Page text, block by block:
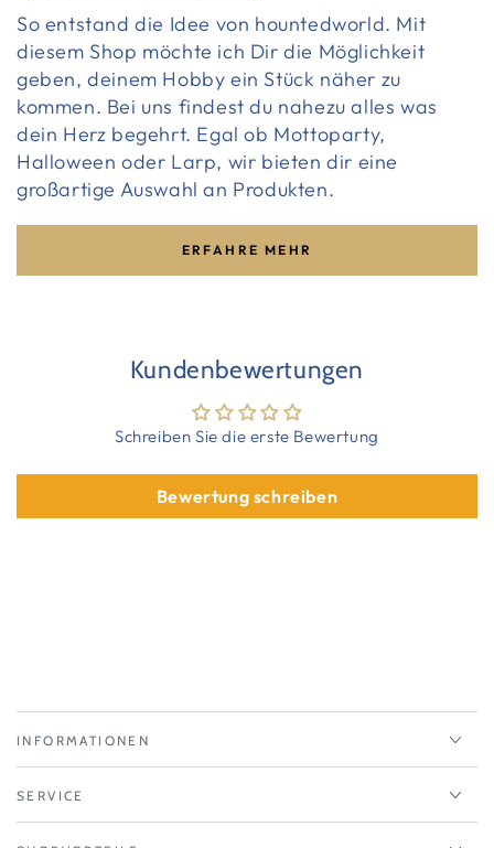
So entstand die Idee von hountedworld. Mit
diesem Shop möchte ich Dir die Möglichkeit
geben, deinem Hobby ein Stück näher zu
kommen. Bei uns findest du nahezu alles was
dein Herz begehrt. Egal ob Mottoparty,
Halloween oder Larp, wir bieten dir eine
großartige Auswahl an Produkten.
ERFAHRE MEHR
Kundenbewertungen
Schreiben Sie die erste Bewertung
Bewertung schreiben
INFORMATIONEN
SERVICE